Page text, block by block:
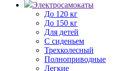
Электросамокаты
До 120 кг
До 150 кг
Для детей
С сиденьем
Трехколесный
Полноприводные
Легкие